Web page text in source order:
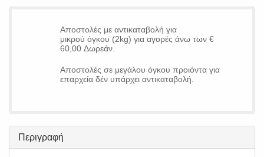
Αποστολές με αντικαταβολή για
μικρού όγκου (2kg) για αγορές άνω των €
60,00 Δωρεάν.
Αποστολές σε μεγάλου όγκου προιόντα για
επαρχεία δέν υπάρχει αντικαταβολή.
Περιγραφή